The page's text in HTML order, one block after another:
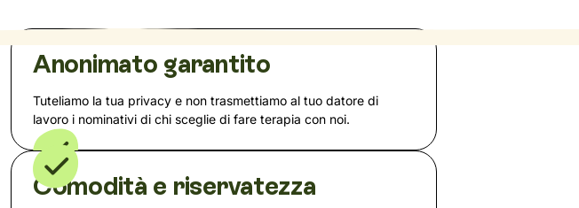
Anonimato garantito
Tuteliamo la tua privacy e non trasmettiamo al tuo datore di
lavoro i nominativi di chi sceglie di fare terapia con noi.
Comodità e riservatezza